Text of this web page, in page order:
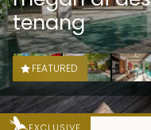
tenang
FEATURED
EXCLUSIVE